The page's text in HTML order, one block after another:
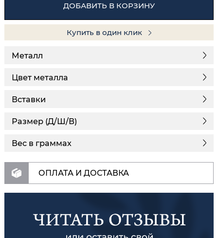
ДОБАВИТЬ В КОРЗИНУ
Купить в один клик
Металл
Цвет металла
Вставки
Размер (Д/Ш/В)
Вес в граммах
ОПЛАТА И ДОСТАВКА